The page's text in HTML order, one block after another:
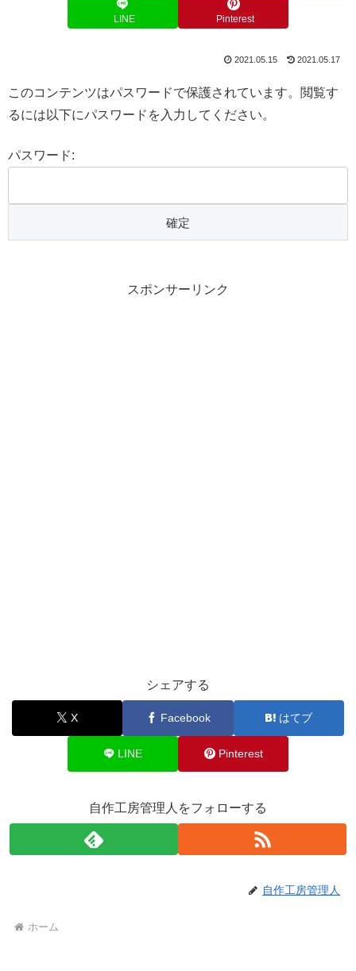
LINE Pinterest
2021.05.15 2021.05.17
このコンテンツはパスワードで保護されています。閲覧す
るには以下にパスワードを入力してください。
パスワード:
スポンサーリンク
シェアする
X Facebook はてブ
LINE Pinterest
自作工房管理人をフォローする
自作工房管理人
ホーム